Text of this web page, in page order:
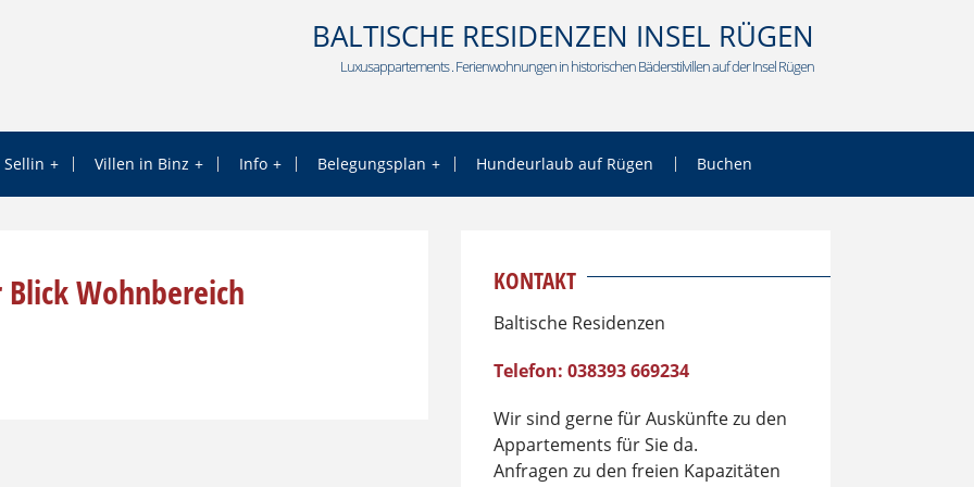
BALTISCHE RESIDENZEN INSEL RÜGEN
Luxusappartements . Ferienwohnungen in historischen Bäderstilvillen auf der Insel Rügen
Villen in Binz Info Belegungsplan Hundeurlaub auf Rügen Buchen
Wohnbereich KONTAKT
Baltische Residenzen
Telefon: 038393 669234
Wir sind gerne für Auskünfte zu den
Appartements für Sie da.
Anfragen zu den freien Kapazitäten